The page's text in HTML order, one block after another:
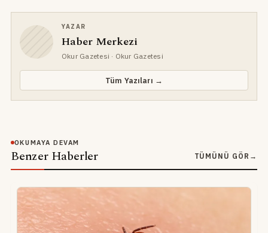
YAZAR
Haber Merkezi
Okur Gazetesi · Okur Gazetesi
Tüm Yazıları →
OKUMAYA DEVAM
Benzer Haberler TÜMÜNÜ GÖR →